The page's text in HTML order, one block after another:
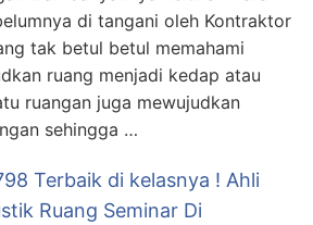
di tangani oleh Kontraktor
tak betul betul memahami
ruang menjadi kedap atau
ruangan juga mewujudkan
sehingga …
Terbaik di kelasnya ! Ahli
Ruang Seminar Di